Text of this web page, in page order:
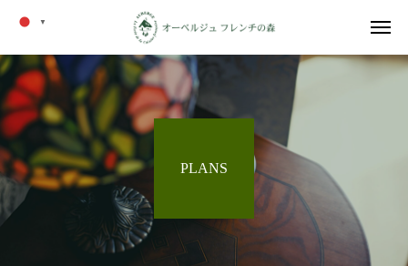
PLANS
▼